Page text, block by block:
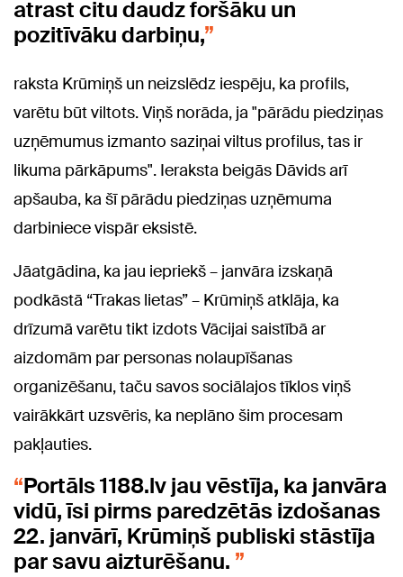
atrast citu daudz foršāku un
pozitīvāku darbiņu,
raksta Krūmiņš un neizslēdz iespēju, ka profils,
varētu būt viltots. Viņš norāda, ja "pārādu piedziņas
uzņēmumus izmanto saziņai viltus profilus, tas ir
likuma pārkāpums". Ieraksta beigās Dāvids arī
apšauba, ka šī pārādu piedziņas uzņēmuma
darbiniece vispār eksistē.
Jāatgādina, ka jau iepriekš – janvāra izskaņā
podkāstā “Trakas lietas” – Krūmiņš atklāja, ka
drīzumā varētu tikt izdots Vācijai saistībā ar
aizdomām par personas nolaupīšanas
organizēšanu, taču savos sociālajos tīklos viņš
vairākkārt uzsvēris, ka neplāno šim procesam
pakļauties.
Portāls 1188.lv jau vēstīja, ka janvāra
vidū, īsi pirms paredzētās izdošanas
22. janvārī, Krūmiņš publiski stāstīja
par savu aizturēšanu.